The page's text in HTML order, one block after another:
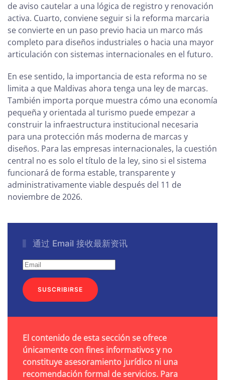
de aviso cautelar a una lógica de registro y renovación
activa. Cuarto, conviene seguir si la reforma marcaria
se convierte en un paso previo hacia un marco más
completo para diseños industriales o hacia una mayor
articulación con sistemas internacionales en el futuro.
En ese sentido, la importancia de esta reforma no se
limita a que Maldivas ahora tenga una ley de marcas.
También importa porque muestra cómo una economía
pequeña y orientada al turismo puede empezar a
construir la infraestructura institucional necesaria
para una protección más moderna de marcas y
diseños. Para las empresas internacionales, la cuestión
central no es solo el título de la ley, sino si el sistema
funcionará de forma estable, transparente y
administrativamente viable después del 11 de
noviembre de 2026.
通过 Email 接收最新资讯
SUSCRIBIRSE
El contenido de esta sección se ofrece
únicamente con fines informativos y no
constituye asesoramiento jurídico ni una
recomendación formal de servicios. Para